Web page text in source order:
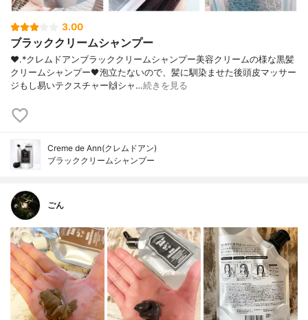
3.00
ブラッククリームシャンプー
❤︎.*クレムドアンブラッククリームシャンプー美容クリームの様な黒髪
クリームシャンプー🖤泡立たないので、髪に馴染ませた後頭皮マッサー
ジもし易いテクスチャー🙌シャ…続きを見る
Creme de Ann(クレムドアン)
ブラッククリームシャンプー
ごん